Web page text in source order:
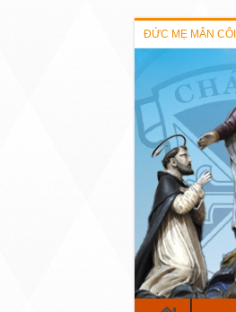
ĐỨC MẸ MÂN CÔI |